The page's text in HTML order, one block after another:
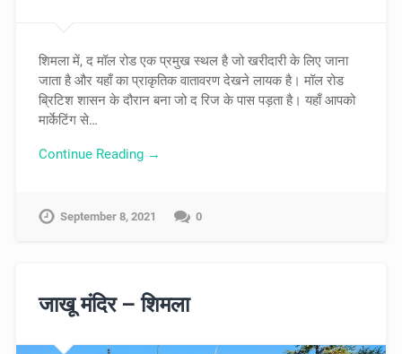
शिमला में, द मॉल रोड एक प्रमुख स्थल है जो खरीदारी के लिए जाना
जाता है और यहाँ का प्राकृतिक वातावरण देखने लायक है। मॉल रोड
ब्रिटिश शासन के दौरान बना जो द रिज के पास पड़ता है। यहाँ आपको
मार्केटिंग से…
Continue Reading →
September 8, 2021 0
जाखू मंदिर – शिमला